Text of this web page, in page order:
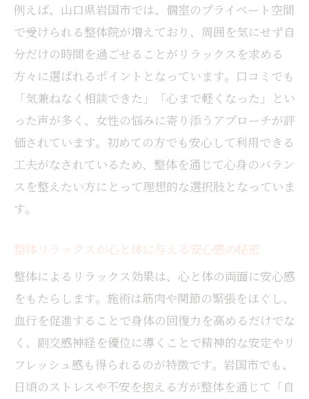
例えば、山口県岩国市では、個室のプライベート空間
で受けられる整体院が増えており、周囲を気にせず自
分だけの時間を過ごせることがリラックスを求める
方々に選ばれるポイントとなっています。口コミでも
「気兼ねなく相談できた」「心まで軽くなった」とい
った声が多く、女性の悩みに寄り添うアプローチが評
価されています。初めての方でも安心して利用できる
工夫がなされているため、整体を通じて心身のバラン
スを整えたい方にとって理想的な選択肢となっていま
す。
整体リラックスが心と体に与える安心感の秘密
整体によるリラックス効果は、心と体の両面に安心感
をもたらします。施術は筋肉や関節の緊張をほぐし、
血行を促進することで身体の回復力を高めるだけでな
く、副交感神経を優位に導くことで精神的な安定やリ
フレッシュ感も得られるのが特徴です。岩国市でも、
日頃のストレスや不安を抱える方が整体を通じて「自